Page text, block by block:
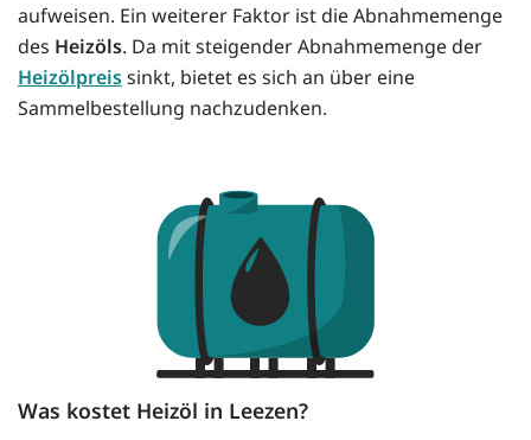
aufweisen. Ein weiterer Faktor ist die Abnahmemenge
des Heizöls. Da mit steigender Abnahmemenge der
Heizölpreissinkt, bietet es sich an über eine
Sammelbestellung nachzudenken.
Was kostet Heizöl in Leezen?